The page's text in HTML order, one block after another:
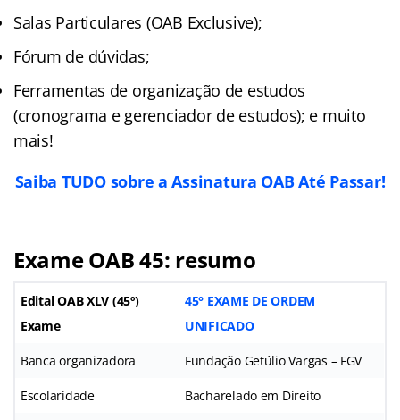
Salas Particulares (OAB Exclusive);
Fórum de dúvidas;
Ferramentas de organização de estudos
(cronograma e gerenciador de estudos); e muito
mais!
Saiba TUDO sobre a Assinatura OAB Até Passar!
Exame OAB 45: resumo
Edital OAB XLV (45º)
Exame
45° EXAME DE ORDEM
UNIFICADO
Banca organizadora Fundação Getúlio Vargas – FGV
Escolaridade Bacharelado em Direito